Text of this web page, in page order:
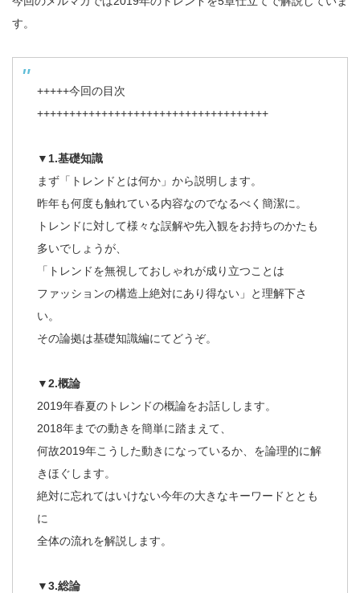
す。
+++++今回の目次
++++++++++++++++++++++++++++++++++++
▼1.基礎知識
まず「トレンドとは何か」から説明します。
昨年も何度も触れている内容なのでなるべく簡潔に。
トレンドに対して様々な誤解や先入観をお持ちのかたも
多いでしょうが、
「トレンドを無視しておしゃれが成り立つことは
ファッションの構造上絶対にあり得ない」と理解下さ
い。
その論拠は基礎知識編にてどうぞ。
▼2.概論
2019年春夏のトレンドの概論をお話しします。
2018年までの動きを簡単に踏まえて、
何故2019年こうした動きになっているか、を論理的に解
きほぐします。
絶対に忘れてはいけない今年の大きなキーワードととも
に
全体の流れを解説します。
▼3.総論